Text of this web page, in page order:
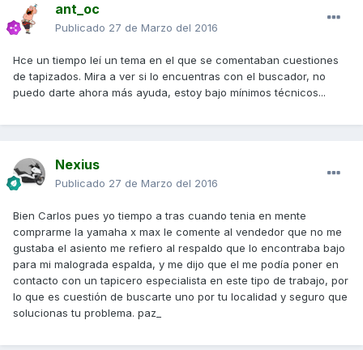
ant_oc
Publicado 27 de Marzo del 2016
Hce un tiempo leí un tema en el que se comentaban cuestiones
de tapizados. Mira a ver si lo encuentras con el buscador, no
puedo darte ahora más ayuda, estoy bajo mínimos técnicos...
Nexius
Publicado 27 de Marzo del 2016
Bien Carlos pues yo tiempo a tras cuando tenia en mente
comprarme la yamaha x max le comente al vendedor que no me
gustaba el asiento me refiero al respaldo que lo encontraba bajo
para mi malograda espalda, y me dijo que el me podía poner en
contacto con un tapicero especialista en este tipo de trabajo, por
lo que es cuestión de buscarte uno por tu localidad y seguro que
solucionas tu problema. paz_